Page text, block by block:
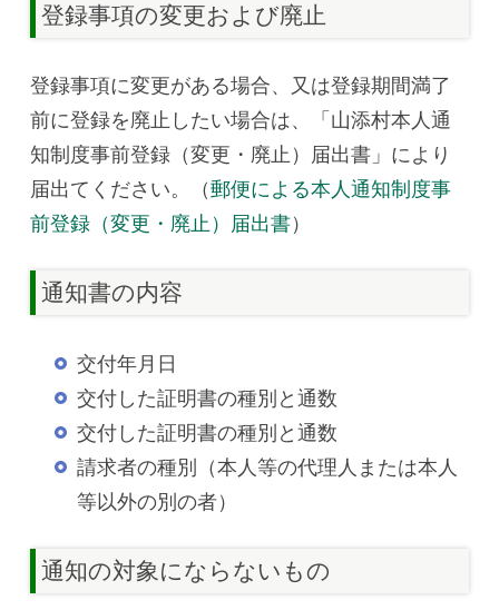
登録事項の変更および廃止
登録事項に変更がある場合、又は登録期間満了
前に登録を廃止したい場合は、「山添村本人通
知制度事前登録（変更・廃止）届出書」により
届出てください。（郵便による本人通知制度事
前登録（変更・廃止）届出書）
通知書の内容
交付年月日
交付した証明書の種別と通数
交付した証明書の種別と通数
請求者の種別（本人等の代理人または本人
等以外の別の者）
通知の対象にならないもの